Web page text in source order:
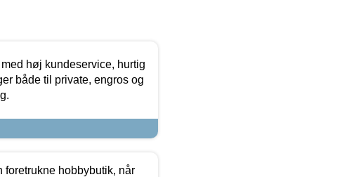
høj kundeservice, hurtig
både til private, engros og
hobbybutik, når